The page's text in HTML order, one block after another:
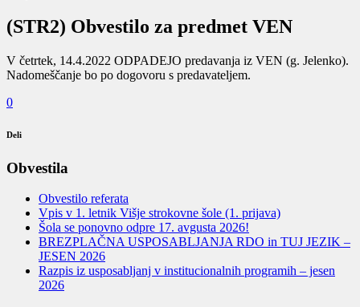
(STR2) Obvestilo za predmet VEN
V četrtek, 14.4.2022 ODPADEJO predavanja iz VEN (g. Jelenko).
Nadomeščanje bo po dogovoru s predavateljem.
0
Deli
Obvestila
Obvestilo referata
Vpis v 1. letnik Višje strokovne šole (1. prijava)
Šola se ponovno odpre 17. avgusta 2026!
BREZPLAČNA USPOSABLJANJA RDO in TUJ JEZIK –
JESEN 2026
Razpis iz usposabljanj v institucionalnih programih – jesen
2026